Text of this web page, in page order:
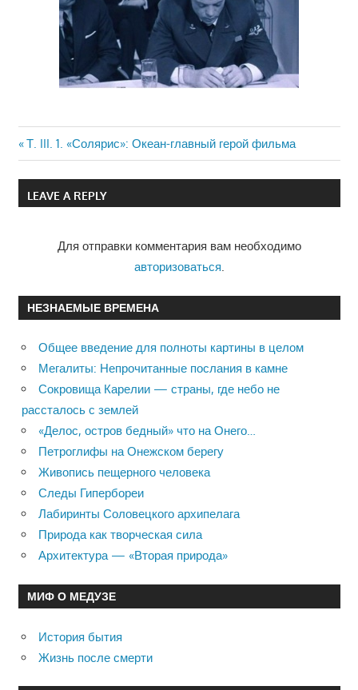
Навигация
по
Previous
Post:
Т. III. 1. «Солярис»: Океан-главный герой фильма
LEAVE A REPLY
Для отправки комментария вам необходимо
авторизоваться.
НЕЗНАЕМЫЕ ВРЕМЕНА
Общее введение для полноты картины в целом
Мегалиты: Непрочитанные послания в камне
Сокровища Карелии — страны, где небо не
рассталось с землей
«Делос, остров бедный» что на Онего…
Петроглифы на Онежском берегу
Живопись пещерного человека
Следы Гипербореи
Лабиринты Соловецкого архипелага
Природа как творческая сила
Архитектура — «Вторая природа»
МИФ О МЕДУЗЕ
История бытия
Жизнь после смерти